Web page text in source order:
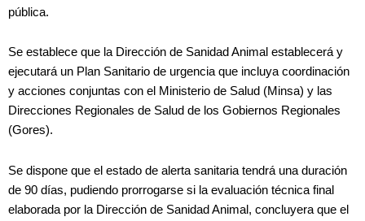
pública.
Se establece que la Dirección de Sanidad Animal establecerá y
ejecutará un Plan Sanitario de urgencia que incluya coordinación
y acciones conjuntas con el Ministerio de Salud (Minsa) y las
Direcciones Regionales de Salud de los Gobiernos Regionales
(Gores).
Se dispone que el estado de alerta sanitaria tendrá una duración
de 90 días, pudiendo prorrogarse si la evaluación técnica final
elaborada por la Dirección de Sanidad Animal, concluyera que el